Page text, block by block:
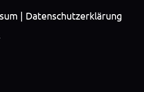
Datenschutzerklärung